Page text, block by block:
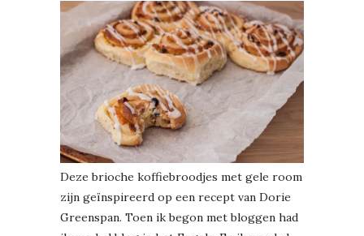
Deze brioche koffiebroodjes met gele room
zijn geïnspireerd op een recept van Dorie
Greenspan. Toen ik begon met bloggen had